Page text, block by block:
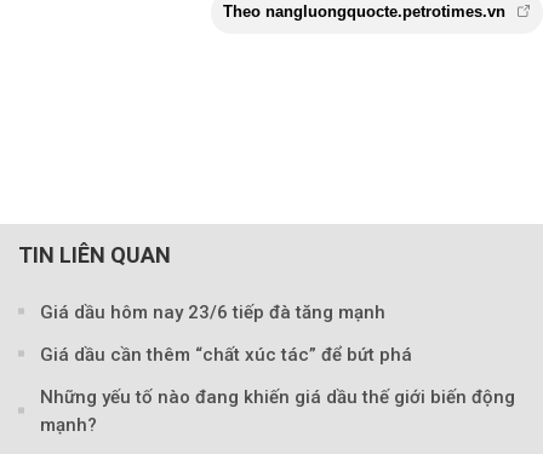
TIN LIÊN QUAN
Giá dầu hôm nay 23/6 tiếp đà tăng mạnh
Giá dầu cần thêm “chất xúc tác” để bứt phá
Những yếu tố nào đang khiến giá dầu thế giới biến động
mạnh?